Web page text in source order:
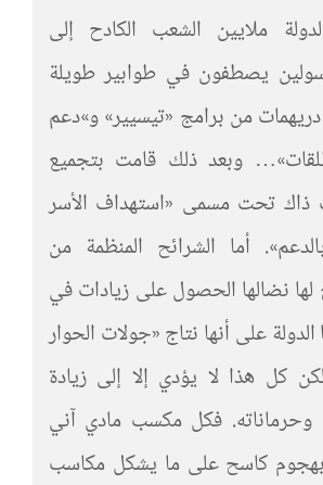
ملايين الشعب الكادح إلى
يصطفون في طوابير طويلة
من برامج «تيسيير» و»دعم
وبعد ذلك قامت بتجميع
ذاك تحت مسمى «استهداف الأسر
أما الشرائح المنظمة من
لها نضالها الحصول على زيادات في
الدولة على أنها نتاج «جولات الحوار
كل هذا لا يؤدي إلا إلى زيادة
وحرماناته. فكل مكسب مادي آني
بهجوم كاسح على ما يشكل مكاسب